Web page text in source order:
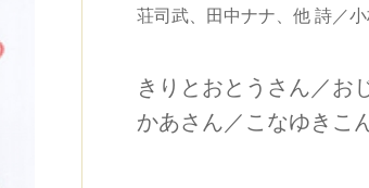
荘司武 田中ナナ 、他 詩／
きりとおとうさん／お
かあさん／こなゆきこ